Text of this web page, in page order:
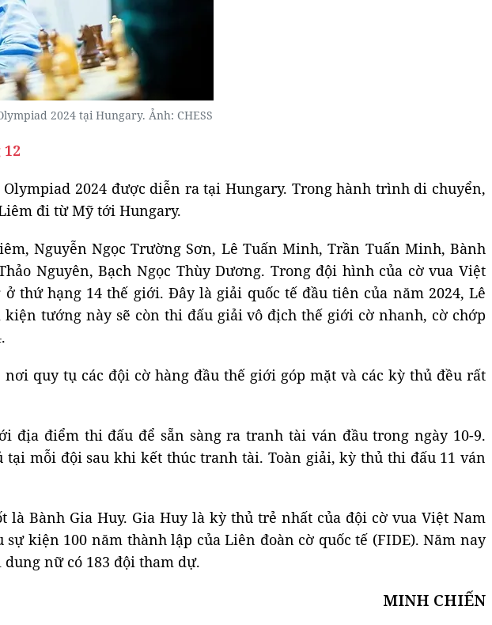
2024 tại Hungary. Ảnh: CHESS
2024 được diễn ra tại Hungary. Trong hành trình di chuyển,
đi từ Mỹ tới Hungary.
Nguyễn Ngọc Trường Sơn, Lê Tuấn Minh, Trần Tuấn Minh, Bành
Nguyên, Bạch Ngọc Thùy Dương. Trong đội hình của cờ vua Việt
thứ hạng 14 thế giới. Đây là giải quốc tế đầu tiên của năm 2024, Lê
tướng này sẽ còn thi đấu giải vô địch thế giới cờ nhanh, cờ chớp
quy tụ các đội cờ hàng đầu thế giới góp mặt và các kỳ thủ đều rất
địa điểm thi đấu để sẵn sàng ra tranh tài ván đầu trong ngày 10-9.
mỗi đội sau khi kết thúc tranh tài. Toàn giải, kỳ thủ thi đấu 11 ván
Bành Gia Huy. Gia Huy là kỳ thủ trẻ nhất của đội cờ vua Việt Nam
kiện 100 năm thành lập của Liên đoàn cờ quốc tế (FIDE). Năm nay
nữ có 183 đội tham dự.
MINH CHIẾN